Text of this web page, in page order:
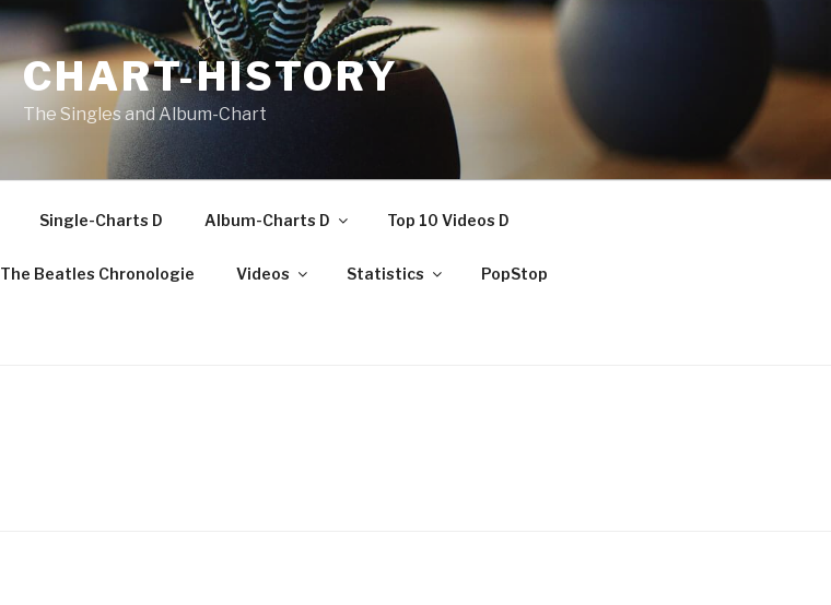
CHART-HISTORY
The Singles and Album-Chart
Single-Charts D Album-Charts D Top 10 Videos D
The Beatles Chronologie Videos Statistics PopStop